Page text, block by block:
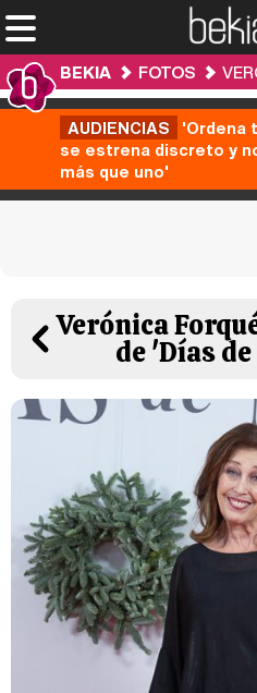
BEKIA FOTOS
AUDIENCIAS 'Ordena
se estrena discreto y
más que uno'
Verónica
de 'Días